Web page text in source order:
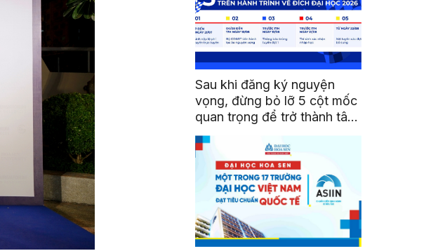
Sau khi đăng ký nguyện
vọng, đừng bỏ lỡ 5 cột mốc
quan trọng để trở thành tân
sinh viên HSU